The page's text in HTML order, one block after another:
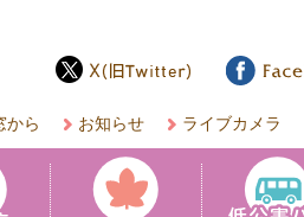
から お知らせ ライブカメラ